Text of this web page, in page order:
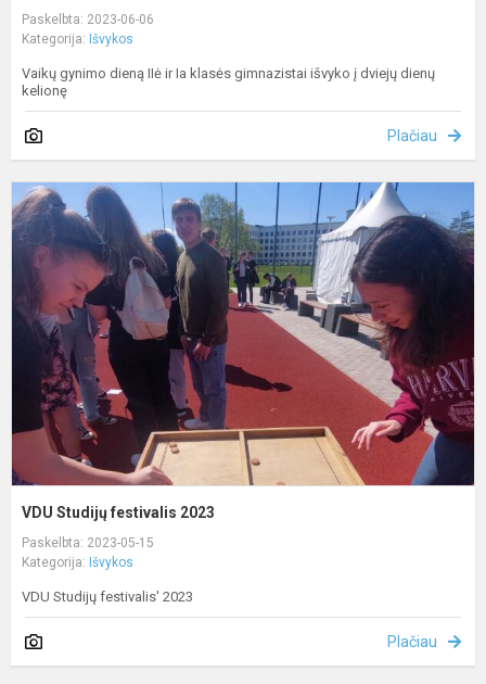
Paskelbta: 2023-06-06
Kategorija: Išvykos
Vaikų gynimo dieną IIė ir Ia klasės gimnazistai išvyko į dviejų dienų
kelionę
Plačiau
VDU Studijų festivalis 2023
Paskelbta: 2023-05-15
Kategorija: Išvykos
VDU Studijų festivalis' 2023
Plačiau